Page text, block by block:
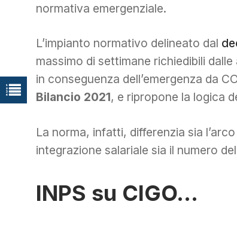
normativa emergenziale.
L’impianto normativo delineato dal
massimo di settimane richiedibili
in conseguenza dell’emergenza da
Bilancio 2021, e ripropone la logica
La norma, infatti, differenzia sia
integrazione salariale sia il numero
INPS su CIGO…